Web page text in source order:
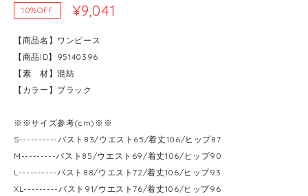
10%OFF
¥9,041
【商品名】ワンピース
【商品ID】95140396
【素 材】混紡
【カラー】ブラック
※※サイズ参考(cm)※※
S----------バスト83/ウエスト65/着丈106/ヒップ87
M---------バスト85/ウエスト69/着丈106/ヒップ90
L----------バスト88/ウエスト72/着丈106/ヒップ93
XL---------バスト91/ウエスト76/着丈106/ヒップ96